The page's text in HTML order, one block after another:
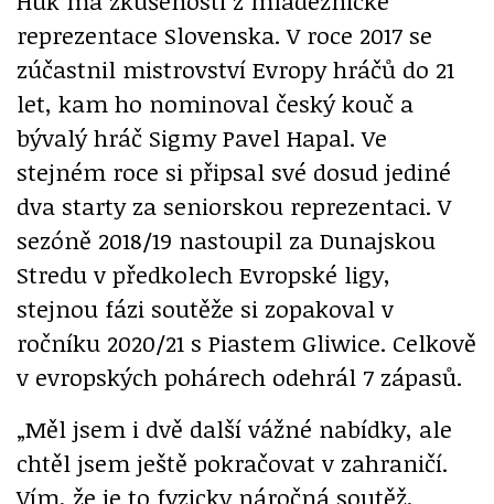
reprezentace Slovenska. V roce 2017 se
zúčastnil mistrovství Evropy hráčů do 21
let, kam ho nominoval český kouč a
bývalý hráč Sigmy Pavel Hapal. Ve
stejném roce si připsal své dosud jediné
dva starty za seniorskou reprezentaci. V
sezóně 2018/19 nastoupil za Dunajskou
Stredu v předkolech Evropské ligy,
stejnou fázi soutěže si zopakoval v
ročníku 2020/21 s Piastem Gliwice. Celkově
v evropských pohárech odehrál 7 zápasů.
„Měl jsem i dvě další vážné nabídky, ale
chtěl jsem ještě pokračovat v zahraničí.
Vím, že je to fyzicky náročná soutěž,